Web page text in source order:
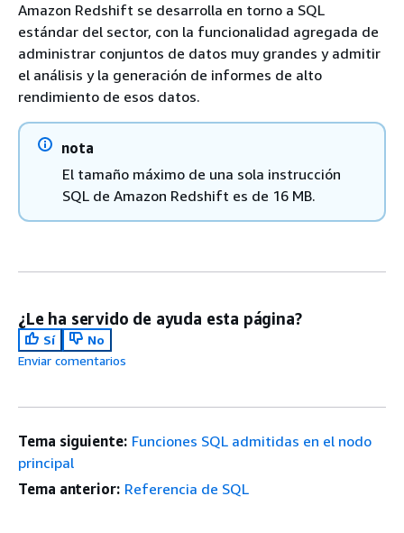
Amazon Redshift se desarrolla en torno a SQL
estándar del sector, con la funcionalidad agregada de
administrar conjuntos de datos muy grandes y admitir
el análisis y la generación de informes de alto
rendimiento de esos datos.
nota
El tamaño máximo de una sola instrucción
SQL de Amazon Redshift es de 16 MB.
¿Le ha servido de ayuda esta página?
Sí
No
Enviar comentarios
Tema siguiente: Funciones SQL admitidas en el nodo
principal
Tema anterior: Referencia de SQL